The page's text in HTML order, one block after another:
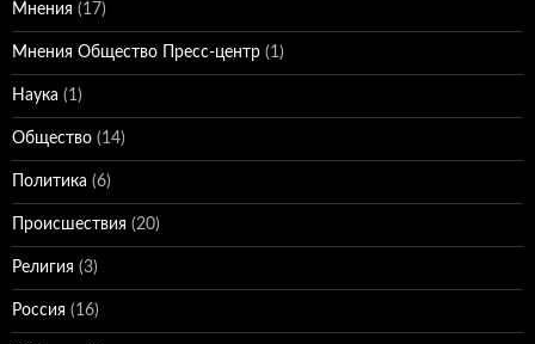
Мнения (17)
Мнения Общество Пресс-центр (1)
Наука (1)
Общество (14)
Политика (6)
Происшествия (20)
Религия (3)
Россия (16)